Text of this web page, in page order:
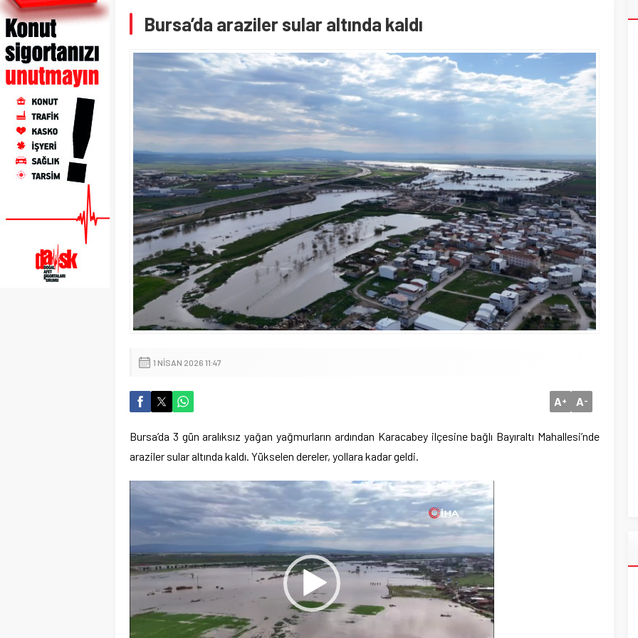
Bursa’da araziler sular altında kaldı
1 NISAN 2026 11:47
A+ A-
Bursa’da 3 gün aralıksız yağan yağmurların ardından Karacabey ilçesine bağlı Bayıraltı Mahallesi’nde
araziler sular altında kaldı. Yükselen dereler, yollara kadar geldi.
Video
oynatıcı